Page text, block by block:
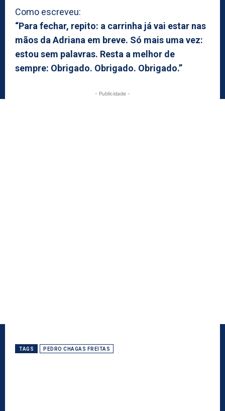
Como escreveu:
“Para fechar, repito: a carrinha já vai estar nas
mãos da Adriana em breve. Só mais uma vez:
estou sem palavras. Resta a melhor de
sempre: Obrigado. Obrigado. Obrigado.”
- Publicidade -
TAGS PEDRO CHAGAS FREITAS